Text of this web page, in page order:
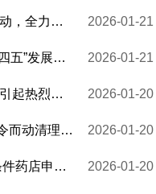
大雪寒潮来袭，各地各部门积极行动，全力保障生产生活秩序和社会大局稳定 以雪为令 平顶山在行动 2026-01-21
建功新时代 奋进新征程·平顶山“十四五”发展成就巡礼 市发展改革委｜砥砺奋进开新局 实干担当谱华章——市发展改革委推动高质量发展工作纪实 2026-01-21
市委经济工作会议精神在全市持续引起热烈反响 锚定蓝图聚合力 笃行不怠启新程 2026-01-20
保安全 保畅通 保民生 我市各地闻令而动清理道路积雪 2026-01-20
我市优化药品零售审批服务 符合条件药店申请许可证延续可免现场核查 2026-01-20